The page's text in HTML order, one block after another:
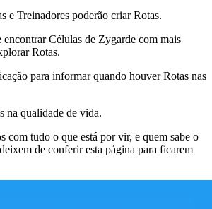
e Treinadores poderão criar Rotas.
encontrar Células de Zygarde com mais
Rotas.
para informar quando houver Rotas nas
na qualidade de vida.
com tudo o que está por vir, e quem sabe o
de conferir esta página para ficarem